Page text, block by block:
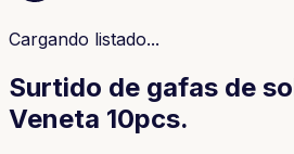
Cargando listado...
Surtido de gafas de
Veneta 10pcs.